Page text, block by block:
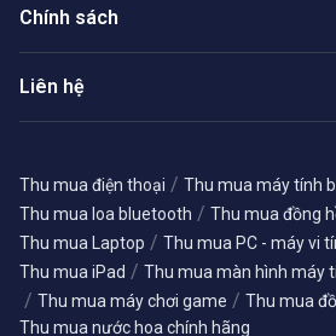
Chính sách
Liên hệ
Thu mua điện thoại / Thu mua máy tính
Thu mua loa bluetooth / Thu mua đồng
Thu mua Laptop / Thu mua PC - máy vi
Thu mua iPad / Thu mua màn hình máy
/ Thu mua máy chơi game / Thu mua
Thu mua nước hoa chính hãng